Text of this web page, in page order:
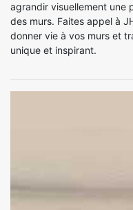
agrandir visuellement une
des murs. Faites appel à
donner vie à vos murs et
unique et inspirant.